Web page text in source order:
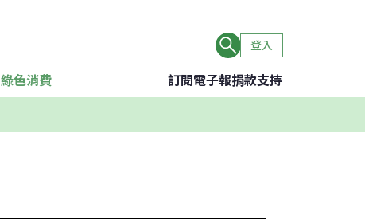
登入
綠色消費 訂閱電子報捐款支持